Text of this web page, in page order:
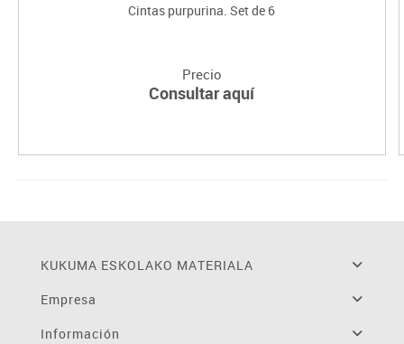
Cintas purpurina. Set de 6
Precio
Consultar aquí
KUKUMA ESKOLAKO MATERIALA
Empresa
Información